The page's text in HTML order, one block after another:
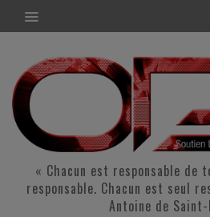
« Chacun est responsable de
responsable. Chacun est seul
Antoine de Saint-